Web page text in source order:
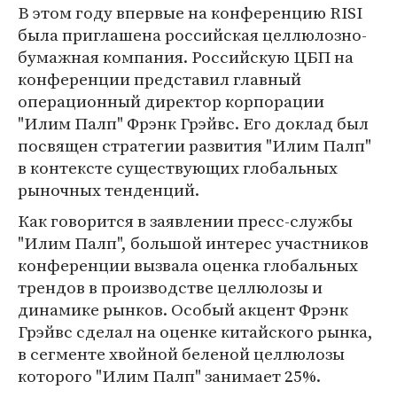
В этом году впервые на конференцию RISI
была приглашена российская целлюлозно-
бумажная компания. Российскую ЦБП на
конференции представил главный
операционный директор корпорации
"Илим Палп" Фрэнк Грэйвс. Его доклад был
посвящен стратегии развития "Илим Палп"
в контексте существующих глобальных
рыночных тенденций.
Как говорится в заявлении пресс-службы
"Илим Палп", большой интерес участников
конференции вызвала оценка глобальных
трендов в производстве целлюлозы и
динамике рынков. Особый акцент Фрэнк
Грэйвс сделал на оценке китайского рынка,
в сегменте хвойной беленой целлюлозы
которого "Илим Палп" занимает 25%.